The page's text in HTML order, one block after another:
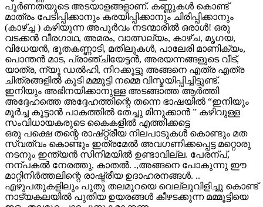
പൂർണതയുടെ അടയാളങ്ങളാണ്. കണ്ണുകൾ കൊണ്ട്
മാത്രം പേടിപ്പിക്കാനും കരയിപ്പിക്കാനും ചിരിപ്പിക്കാനും
(കാഴ്ച്ച ) കഴിയുന്ന അപൂർവം നടന്മാരിൽ ഒരാൾ! ഒരു
വടക്കൻ വീരഗാഥ, അമരം, വാത്സല്യം, കാഴ്ച, മൃഗയ,
വിധേയൻ, ഭൂതകണ്ണാടി, മതിലുകൾ, പാലേരി മാണിക്യം,
പൊന്തൻ മാട, പ്രാഞ്ചിയേട്ടൻ, അരയന്നങ്ങളുടെ വീട്,
യാത്ര, ന്യൂ ഡൽഹി, നിറക്കൂട്ടു അങ്ങനെ എത്ര എത്ര
ചിത്രങ്ങളിൽ കൂടി മമ്മൂട്ടി നമ്മെ വിസ്മയിപ്പിച്ചിട്ടുണ്ട്.
ഇനിയും അഭിനയിക്കാനുള്ള അടങ്ങാത്ത ആർത്തി
അദ്ദേഹത്തെ അദ്ദേഹത്തിന്റെ തന്നെ ഭാഷയിൽ “ഇനിയും
മൂർച്ച കൂട്ടാൻ പാകത്തിൽ തേച്ചു മിനുക്കാൻ ” കഴിവുള്ള
സംവിധായകരുടെ കൈകളിൽ എത്തിക്കട്ടെ
ഒരു പക്ഷെ തന്റെ രാഷ്റ്റ്രീയ നിലപാടുകൾ കൊണ്ടും മത
സ്വത്വം കൊണ്ടും ഇത്രമേൽ അവഗണിക്കപ്പെട്ട മറ്റൊരു
നടനും ഇന്ത്യൻ സിനിമയിൽ ഉണ്ടാവില്ല. പേരന്പ്,
നന്പകൽ നേരത്തു, കാതൽ. .,അങ്ങനെ പോകുന്നു ഈ
മാറ്റിനിർത്തലിന്റെ രാഷ്ട്രീയ ഉദാഹരനങ്ങൾ. ..
എഴുപതുകളിലും പുതു തലമുറയെ വെല്ലുവിളിച്ചു കൊണ്ട്
നാട്യകലയിൽ പുതിയ ഉയരങ്ങൾ കീഴടക്കുന്ന മമ്മൂട്ടിയെ